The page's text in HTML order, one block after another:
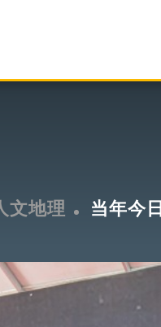
文地理 当年今日